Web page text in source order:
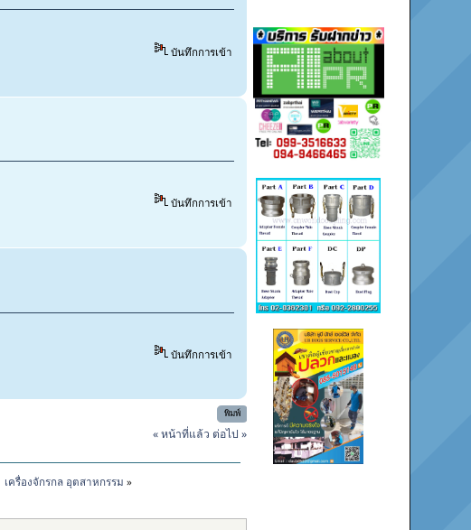
บันทึกการเข้า
บันทึกการเข้า
บันทึกการเข้า
พิมพ์
« หน้าที่แล้ว ต่อไป »
เครื่องจักรกล อุตสาหกรรม »